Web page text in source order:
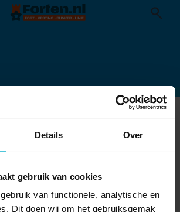
Details Over
gebruik van cookies
van functionele, analytische en
Dit doen wij om het gebruiksgemak